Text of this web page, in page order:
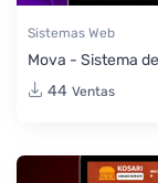
Sistemas Web
Mova - Sistema
44 Ventas